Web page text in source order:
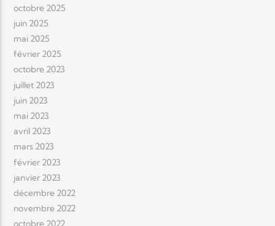
octobre 2025
juin 2025
mai 2025
février 2025
octobre 2023
juillet 2023
juin 2023
mai 2023
avril 2023
mars 2023
février 2023
janvier 2023
décembre 2022
novembre 2022
octobre 2022